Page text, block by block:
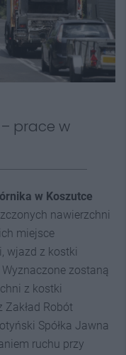
– prace w
w Koszutce
nawierzchni
miejsce
wjazd z kostki
zostaną
z kostki
Zakład Robót
Spółka Jawna
ruchu przy